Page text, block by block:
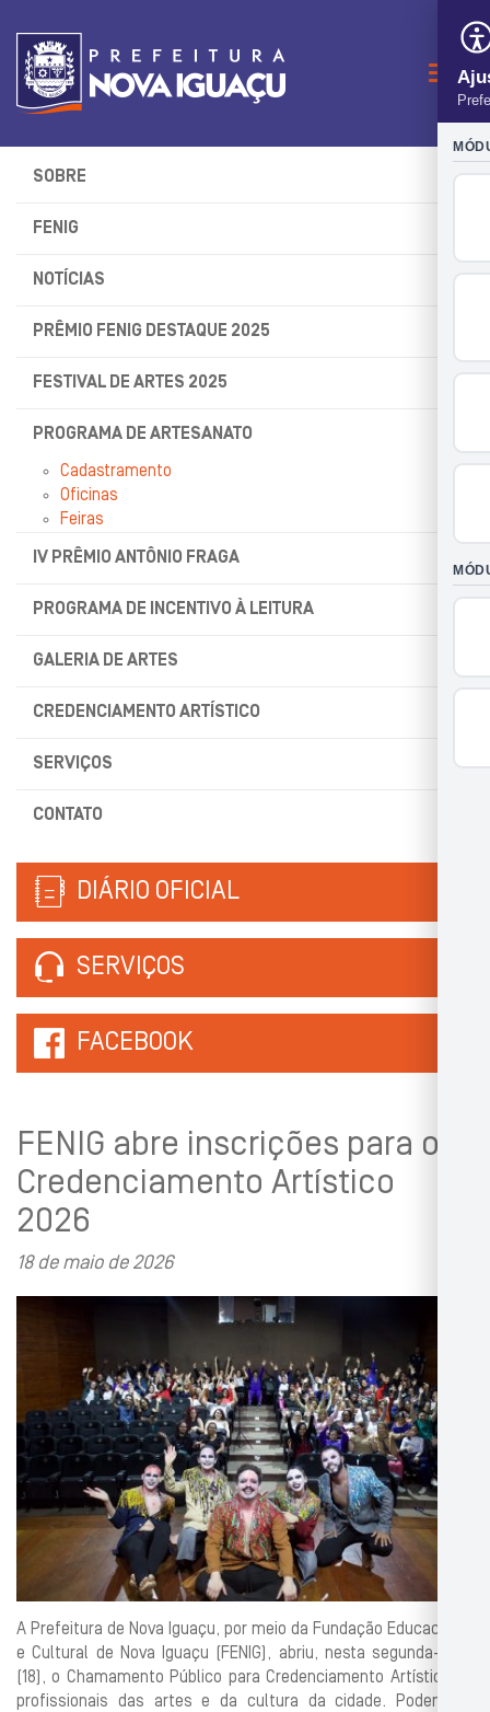
SOBRE
FENIG
NOTÍCIAS
PRÊMIO FENIG DESTAQUE 2025
FESTIVAL DE ARTES 2025
PROGRAMA DE ARTESANATO
Cadastramento
Oficinas
Feiras
IV PRÊMIO ANTÔNIO FRAGA
PROGRAMA DE INCENTIVO À LEITURA
GALERIA DE ARTES
CREDENCIAMENTO ARTÍSTICO
SERVIÇOS
CONTATO
DIÁRIO OFICIAL
SERVIÇOS
FACEBOOK
FENIG abre inscrições para o
Credenciamento Artístico
2026
18 de maio de 2026
A Prefeitura de Nova Iguaçu, por meio da Fundação Educacional
e Cultural de Nova Iguaçu (FENIG), abriu, nesta segunda-feira
(18), o Chamamento Público para Credenciamento Artístico de
profissionais das artes e da cultura da cidade. Podem se